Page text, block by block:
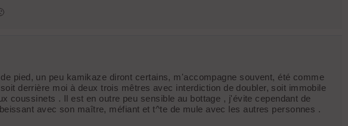
pied, un peu kamikaze diront certains, m'accompagne souvent, été comme
derrière moi à deux trois mêtres avec interdiction de doubler, soit immobile
coussinets . Il est en outre peu sensible au bottage , j'évite cependant de
avec son maître, méfiant et t^te de mule avec les autres personnes .